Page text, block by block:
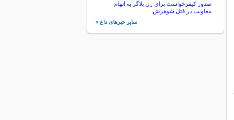
صدور کیفرخواست برای زن بلاگر به اتهام
معاونت در قتل شوهرش
سایر خبرهای داغ »